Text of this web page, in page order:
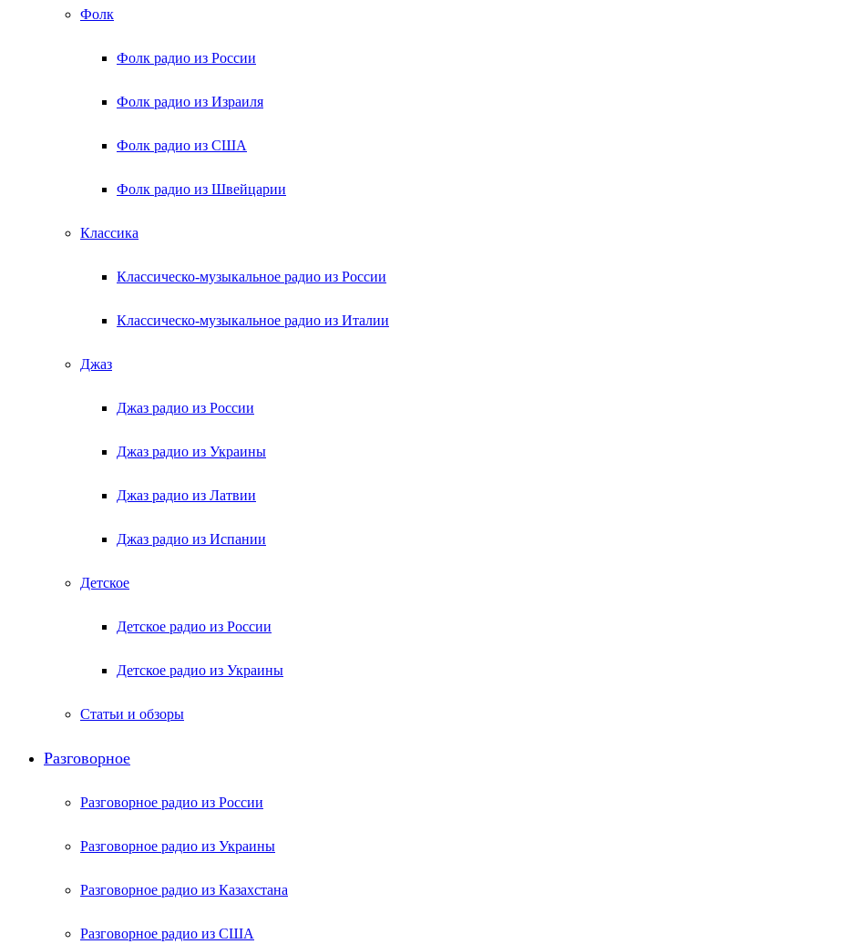
Фолк
Фолк радио из России
Фолк радио из Израиля
Фолк радио из США
Фолк радио из Швейцарии
Классика
Классическо-музыкальное радио из России
Классическо-музыкальное радио из Италии
Джаз
Джаз радио из России
Джаз радио из Украины
Джаз радио из Латвии
Джаз радио из Испании
Детское
Детское радио из России
Детское радио из Украины
Статьи и обзоры
Разговорное
Разговорное радио из России
Разговорное радио из Украины
Разговорное радио из Казахстана
Разговорное радио из США